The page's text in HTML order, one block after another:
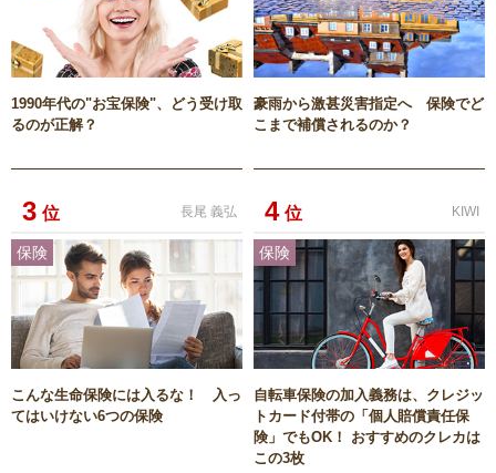
1990年代の"お宝保険"、どう受け取
るのが正解？
豪雨から激甚災害指定へ 保険でど
こまで補償されるのか？
3 位
保険
長尾 義弘
こんな生命保険には入るな！ 入っ
てはいけない6つの保険
4 位
保険
KIWI
自転車保険の加入義務は、クレジッ
トカード付帯の「個人賠償責任保
険」でもOK！ おすすめのクレカは
この3枚